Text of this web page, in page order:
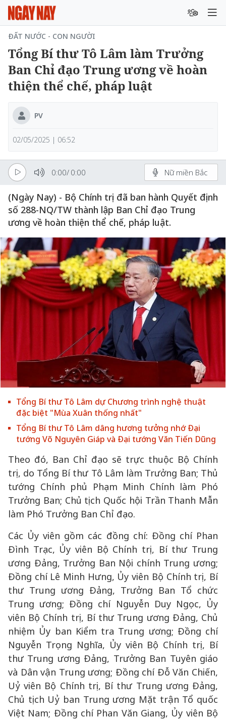
ĐẤT NƯỚC - CON NGƯỜI
Tổng Bí thư Tô Lâm làm Trưởng
Ban Chỉ đạo Trung ương về hoàn
thiện thể chế, pháp luật
PV
02/05/2025 | 06:52
0:00/ 0:00 Nữ miền Bắc
(Ngày Nay) - Bộ Chính trị đã ban hành Quyết định
số 288-NQ/TW thành lập Ban Chỉ đạo Trung
ương về hoàn thiện thể chế, pháp luật.
Tổng Bí thư Tô Lâm dự Chương trình nghệ thuật
đặc biệt "Mùa Xuân thống nhất"
Tổng Bí thư Tô Lâm dâng hương tưởng nhớ Đại
tướng Võ Nguyên Giáp và Đại tướng Văn Tiến Dũng
Theo đó, Ban Chỉ đạo sẽ trực thuộc Bộ Chính
trị, do Tổng Bí thư Tô Lâm làm Trưởng Ban; Thủ
tướng Chính phủ Phạm Minh Chính làm Phó
Trưởng Ban; Chủ tịch Quốc hội Trần Thanh Mẫn
làm Phó Trưởng Ban Chỉ đạo.
Các Ủy viên gồm các đồng chí: Đồng chí Phan
Đình Trạc, Ủy viên Bộ Chính trị, Bí thư Trung
ương Đảng, Trưởng Ban Nội chính Trung ương;
Đồng chí Lê Minh Hưng, Ủy viên Bộ Chính trị, Bí
thư Trung ương Đảng, Trưởng Ban Tổ chức
Trung ương; Đồng chí Nguyễn Duy Ngọc, Ủy
viên Bộ Chính trị, Bí thư Trung ương Đảng, Chủ
nhiệm Ủy ban Kiểm tra Trung ương; Đồng chí
Nguyễn Trọng Nghĩa, Ủy viên Bộ Chính trị, Bí
thư Trung ương Đảng, Trưởng Ban Tuyên giáo
và Dân vận Trung ương; Đồng chí Đỗ Văn Chiến,
Uỷ viên Bộ Chính trị, Bí thư Trung ương Đảng,
Chủ tịch Uỷ ban Trung ương Mặt trận Tổ quốc
Việt Nam; Đồng chí Phan Văn Giang, Ủy viên Bộ